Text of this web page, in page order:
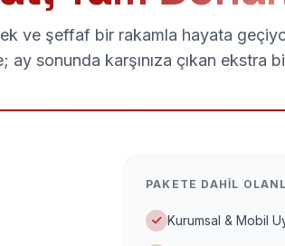
ve şeffaf bir rakamla hayata
ay sonunda karşınıza çıkan ekstra
PAKETE DAHIL
Kurumsal & Mobil